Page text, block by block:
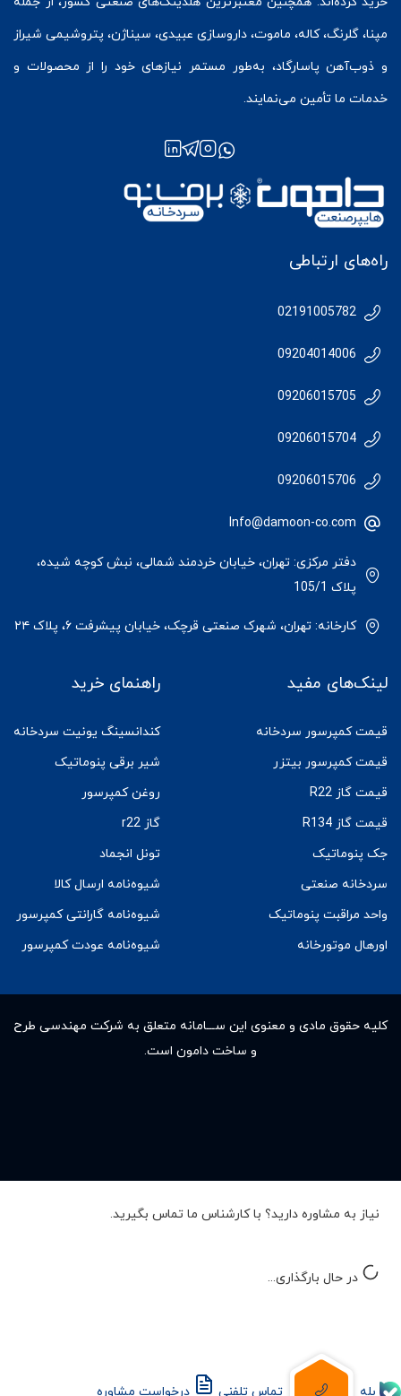
مپنا، گلرنگ، کاله، ماموت، داروسازی عبیدی، سیناژن، پتروشیمی شیراز
و ذوب‌آهن پاسارگاد، به‌طور مستمر نیازهای خود را از محصولات و
خدمات ما تأمین می‌نمایند.
راه‌های ارتباطی
02191005782
09204014006
09206015705
09206015704
09206015706
Info@damoon-co.com
دفتر مرکزی: تهران، خیابان خردمند شمالی، نبش کوچه شیده،
پلاک 105/1
کارخانه: تهران، شهرک صنعتی قرچک، خیابان پیشرفت ۶، پلاک ۲۴
لینک‌های مفید
قیمت کمپرسور سردخانه
قیمت کمپرسور بیتزر
قیمت گاز R22
قیمت گاز R134
جک پنوماتیک
سردخانه صنعتی
واحد مراقبت پنوماتیک
اورهال موتورخانه
راهنمای خرید
کندانسینگ یونیت سردخانه
شیر برقی پنوماتیک
روغن کمپرسور
گاز r22
تونل انجماد
شیوه‌نامه ارسال کالا
شیوه‌نامه گارانتی کمپرسور
شیوه‌نامه عودت کمپرسور
کلیه حقوق مادى و معنوى این ســـامانه متعلق به شرکت مهندسی طرح
و ساخت دامون است.
نیاز به مشاوره دارید؟ با کارشناس ما تماس بگیرید.
در حال بارگذاری...
بله تماس تلفنی درخواست مشاوره